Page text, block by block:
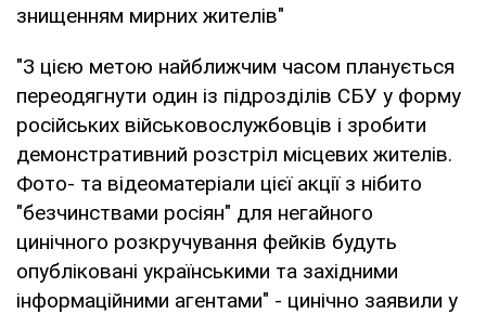
знищенням мирних жителів"
"З цією метою найближчим часом планується
переодягнути один із підрозділів СБУ у форму
російських військовослужбовців і зробити
демонстративний розстріл місцевих жителів.
Фото- та відеоматеріали цієї акції з нібито
"безчинствами росіян" для негайного
цинічного розкручування фейків будуть
опубліковані українськими та західними
інформаційними агентами" - цинічно заявили у